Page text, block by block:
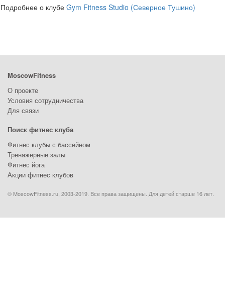
Подробнее о клубе Gym Fitness Studio (Северное Тушино)
MoscowFitness
О проекте
Условия сотрудничества
Для связи
Поиск фитнес клуба
Фитнес клубы с бассейном
Тренажерные залы
Фитнес йога
Акции фитнес клубов
© MoscowFitness.ru, 2003-2019. Все права защищены. Для детей старше 16 лет.